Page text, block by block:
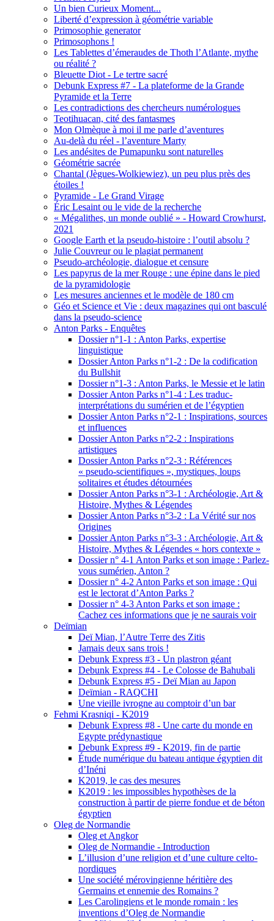
Un bien Curieux Moment...
Liberté d’expression à géométrie variable
Primosophie generator
Primosophons !
Les Tablettes d’émeraudes de Thoth l’Atlante, mythe
ou réalité ?
Bleuette Diot - Le tertre sacré
Debunk Express #7 - La plateforme de la Grande
Pyramide et la Terre
Les contradictions des chercheurs numérologues
Teotihuacan, cité des fantasmes
Mon Olmèque à moi il me parle d’aventures
Au-delà du réel - l’aventure Marty
Les andésites de Pumapunku sont naturelles
Géométrie sacrée
Chantal (Jègues-Wolkiewiez), un peu plus près des
étoiles !
Pyramide - Le Grand Virage
Éric Lesaint ou le vide de la recherche
« Mégalithes, un monde oublié » - Howard Crowhurst,
2021
Google Earth et la pseudo-histoire : l’outil absolu ?
Julie Couvreur ou le plagiat permanent
Pseudo-archéologie, dialogue et censure
Les papyrus de la mer Rouge : une épine dans le pied
de la pyramidologie
Les mesures anciennes et le modèle de 180 cm
Géo et Science et Vie : deux magazines qui ont basculé
dans la pseudo-science
Anton Parks - Enquêtes
Dossier n°1-1 : Anton Parks, expertise
linguistique
Dossier Anton Parks n°1-2 : De la codification
du Bullshit
Dossier n°1-3 : Anton Parks, le Messie et le latin
Dossier Anton Parks n°1-4 : Les traduc-
interprétations du sumérien et de l’égyptien
Dossier Anton Parks n°2-1 : Inspirations, sources
et influences
Dossier Anton Parks n°2-2 : Inspirations
artistiques
Dossier Anton Parks n°2-3 : Références
« pseudo-scientifiques », mystiques, loups
solitaires et études détournées
Dossier Anton Parks n°3-1 : Archéologie, Art &
Histoire, Mythes & Légendes
Dossier Anton Parks n°3-2 : La Vérité sur nos
Origines
Dossier Anton Parks n°3-3 : Archéologie, Art &
Histoire, Mythes & Légendes « hors contexte »
Dossier n° 4-1 Anton Parks et son image : Parlez-
vous sumérien, Anton ?
Dossier n° 4-2 Anton Parks et son image : Qui
est le lectorat d’Anton Parks ?
Dossier n° 4-3 Anton Parks et son image :
Cachez ces informations que je ne saurais voir
Deïmian
Deï Mian, l’Autre Terre des Zitis
Jamais deux sans trois !
Debunk Express #3 - Un plastron géant
Debunk Express #4 - Le Colosse de Bahubali
Debunk Express #5 - Deï Mian au Japon
Deïmian - RAQCHI
Une vieille ivrogne au comptoir d’un bar
Fehmi Krasniqi - K2019
Debunk Express #8 - Une carte du monde en
Egypte prédynastique
Debunk Express #9 - K2019, fin de partie
Étude numérique du bateau antique égyptien dit
d’Inéni
K2019, le cas des mesures
K2019 : les impossibles hypothèses de la
construction à partir de pierre fondue et de béton
égyptien
Oleg de Normandie
Oleg et Angkor
Oleg de Normandie - Introduction
L’illusion d’une religion et d’une culture celto-
nordiques
Une société mérovingienne héritière des
Germains et ennemie des Romains ?
Les Carolingiens et le monde romain : les
inventions d’Oleg de Normandie